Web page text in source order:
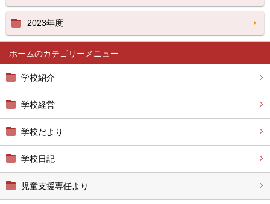
ホーム
学校紹介
学校経営
学校だより
学校日記
児童支援専任より
2023年度